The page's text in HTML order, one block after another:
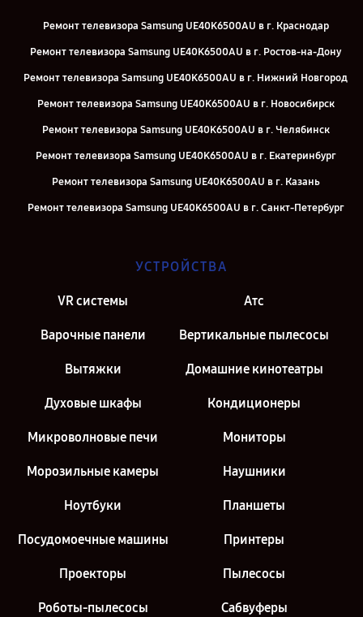
Ремонт телевизора Samsung UE40K6500AU в г. Краснодар
Ремонт телевизора Samsung UE40K6500AU в г. Ростов-на-Дону
Ремонт телевизора Samsung UE40K6500AU в г. Нижний Новгород
Ремонт телевизора Samsung UE40K6500AU в г. Новосибирск
Ремонт телевизора Samsung UE40K6500AU в г. Челябинск
Ремонт телевизора Samsung UE40K6500AU в г. Екатеринбург
Ремонт телевизора Samsung UE40K6500AU в г. Казань
Ремонт телевизора Samsung UE40K6500AU в г. Санкт-Петербург
УСТРОЙСТВА
VR системы Атс
Варочные панели Вертикальные пылесосы
Вытяжки Домашние кинотеатры
Духовые шкафы Кондиционеры
Микроволновые печи Мониторы
Морозильные камеры Наушники
Ноутбуки Планшеты
Посудомоечные машины Принтеры
Проекторы Пылесосы
Роботы-пылесосы Сабвуферы